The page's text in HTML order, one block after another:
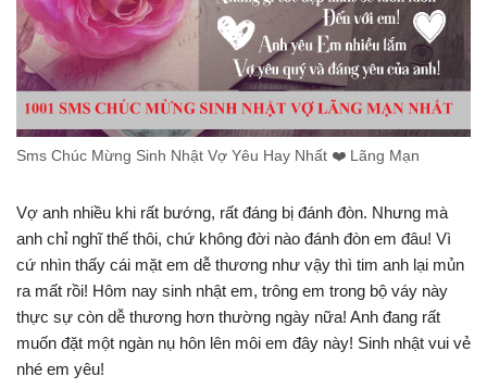
Sms Chúc Mừng Sinh Nhật Vợ Yêu Hay Nhất ❤️️ Lãng Mạn
Vợ anh nhiều khi rất bướng, rất đáng bị đánh đòn. Nhưng mà
anh chỉ nghĩ thế thôi, chứ không đời nào đánh đòn em đâu! Vì
cứ nhìn thấy cái mặt em dễ thương như vậy thì tim anh lại mủn
ra mất rồi! Hôm nay sinh nhật em, trông em trong bộ váy này
thực sự còn dễ thương hơn thường ngày nữa! Anh đang rất
muốn đặt một ngàn nụ hôn lên môi em đây này! Sinh nhật vui vẻ
nhé em yêu!